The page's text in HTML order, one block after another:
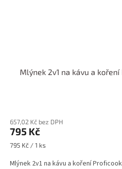
Mlýnek 2v1 na kávu a koření
657,02 Kč bez DPH
795 Kč
Měrná
795 Kč / 1 ks
Mlýnek 2v1 na kávu a koření Proficook